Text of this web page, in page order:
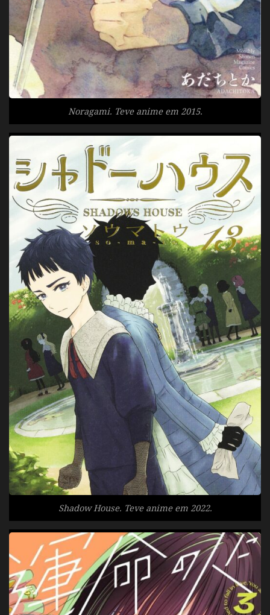
Noragami. Teve anime em 2015.
Shadow House. Teve anime em 2022.